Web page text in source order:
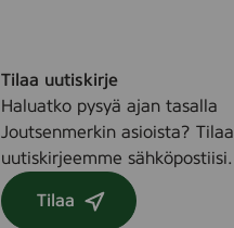
Tilaa uutiskirje
Haluatko pysyä ajan tasalla
Joutsenmerkin asioista? Tilaa
uutiskirjeemme sähköpostiisi.
Tilaa